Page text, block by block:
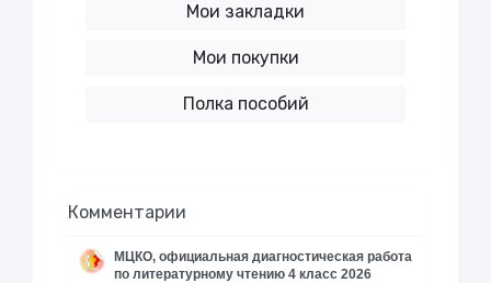
Мои закладки
Мои покупки
Полка пособий
Комментарии
МЦКО, официальная диагностическая работа
по литературному чтению 4 класс 2026